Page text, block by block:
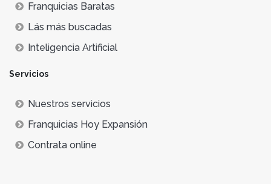
Franquicias Baratas
Lás más buscadas
Inteligencia Artificial
Servicios
Nuestros servicios
Franquicias Hoy Expansión
Contrata online